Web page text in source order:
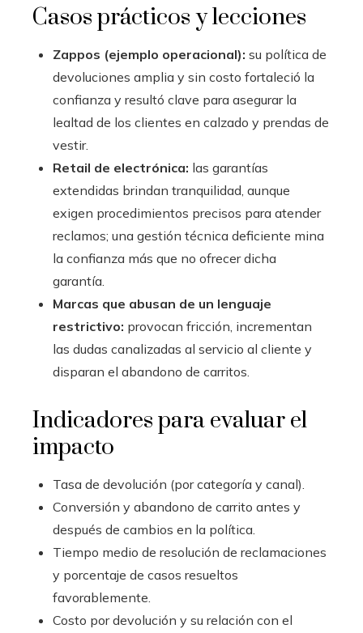
Casos prácticos y lecciones
Zappos (ejemplo operacional): su política de
devoluciones amplia y sin costo fortaleció la
confianza y resultó clave para asegurar la
lealtad de los clientes en calzado y prendas de
vestir.
Retail de electrónica: las garantías
extendidas brindan tranquilidad, aunque
exigen procedimientos precisos para atender
reclamos; una gestión técnica deficiente mina
la confianza más que no ofrecer dicha
garantía.
Marcas que abusan de un lenguaje
restrictivo: provocan fricción, incrementan
las dudas canalizadas al servicio al cliente y
disparan el abandono de carritos.
Indicadores para evaluar el
impacto
Tasa de devolución (por categoría y canal).
Conversión y abandono de carrito antes y
después de cambios en la política.
Tiempo medio de resolución de reclamaciones
y porcentaje de casos resueltos
favorablemente.
Costo por devolución y su relación con el